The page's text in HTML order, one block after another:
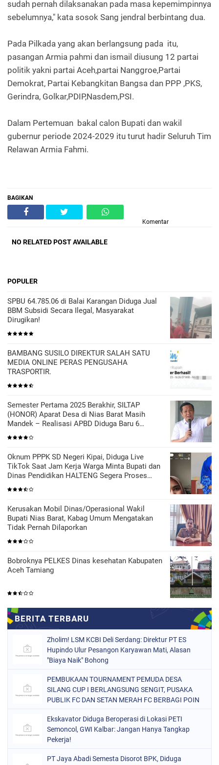
sudah pernah dilaksanakan pada masa kepemimpinnya
sebelumnya," kata sosok Sang jendral berbintang dua.
Pada Pilkada yang akan berlangsung pada itu,
pasangan Armia pahmi dan ismail diusung 12 partai
politik yakni partai Aceh,partai Nanggroe,Partai
Demokrat, Partai Kebangkitan Bangsa dan PPP ,PKS,
Gerindra, Golkar,PDIP,Nasdem,PSI.
Dalam Pertemuan bakal calon Bupati dan wakil
gubernur periode 2024-2029 itu turut hadir Seluruh Tim
Relawan Armia Fahmi.
BAGIKAN
Komentar
NO RELATED POST AVAILABLE
POPULER
SPBU 64.785.06 di Balai Karangan Diduga Jual
BBM Subsidi Secara Ilegal, Masyarakat
Dirugikan!
BAMBANG SUSILO DIREKTUR SALAH SATU
MEDIA ONLINE PERAS PENGUSAHA
TRASPORTIR.
Semester Pertama 2025 Berakhir, SILTAP
(HONOR) Aparat Desa di Nias Barat Masih
Mandek – Realisasi APBD Diduga Baru 6
Persen
Oknum PPPK SD Negeri Kipai, Diduga Live
TikTok Saat Jam Kerja Warga Minta Bupati dan
Dinas Pendidikan HALTENG Segera Proses
Sesuai Hukum
Kerusakan Mobil Dinas/Operasional Wakil
Bupati Nias Barat, Kabag Umum Mengatakan
Tidak Pernah Dilaporkan
Bobroknya PELKES Dinas kesehatan Kabupaten
Aceh Tamiang
Zholim! LSM KCBI Deli Serdang: Direktur PT ES
Hupindo Ulur Pesangon Karyawan Mati, Alasan
"Biaya Naik" Bohong
PEMBUKAAN TOURNAMENT PEMUDA DESA
SILANG CUP I BERLANGSUNG SENGIT, PUSAKA
PUBLIK FC DAN SETAN MERAH FC BERBAGI POIN
Ekskavator Diduga Beroperasi di Lokasi PETI
Semoncol, GWI Kalbar: Jangan Hanya Tangkap
Pekerja!
PT Jaya Abadi Semesta Disorot BPK, Diduga